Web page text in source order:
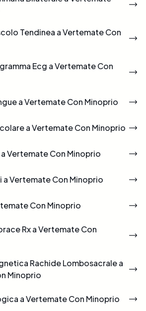
Tendinea a Vertemate Con
Ecg a Vertemate Con
a Vertemate Con Minoprio
a Vertemate Con Minoprio
Vertemate Con Minoprio
a Vertemate Con Minoprio
Con Minoprio
Rx a Vertemate Con
Rachide Lombosacrale a
Minoprio
a Vertemate Con Minoprio